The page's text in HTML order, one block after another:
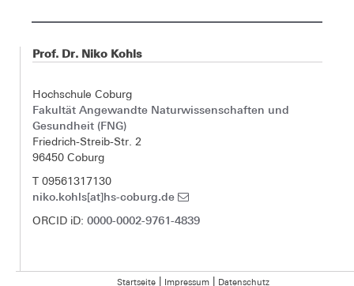
Prof. Dr. Niko Kohls
Hochschule Coburg
Fakultät Angewandte Naturwissenschaften und
Gesundheit (FNG)
Friedrich-Streib-Str. 2
96450 Coburg
T 09561317130
niko.kohls[at]hs-coburg.de
ORCID iD: 0000-0002-9761-4839
Startseite| Impressum| Datenschutz